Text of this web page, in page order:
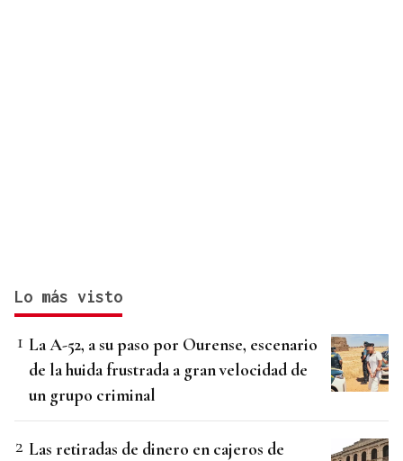
Lo más visto
La A-52, a su paso por Ourense, escenario
de la huida frustrada a gran velocidad de
un grupo criminal
Las retiradas de dinero en cajeros de